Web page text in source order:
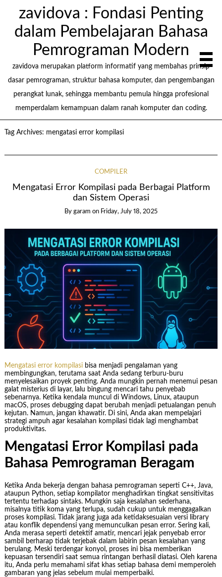
zavidova : Fondasi Penting
dalam Pembelajaran Bahasa
Pemrograman Modern
zavidova merupakan platform informatif yang membahas prinsip
dasar pemrograman, struktur bahasa komputer, dan pengembangan
perangkat lunak, sehingga membantu pemula hingga profesional
memperdalam kemampuan dalam ranah komputer dan coding.
Tag Archives: mengatasi error kompilasi
COMPILER
Mengatasi Error Kompilasi pada Berbagai Platform
dan Sistem Operasi
By garam on Friday, July 18, 2025
Mengatasi error kompilasibisa menjadi pengalaman yang
membingungkan, terutama saat Anda sedang terburu-buru
menyelesaikan proyek penting. Anda mungkin pernah menemui pesan
galat misterius di layar, lalu bingung mencari tahu penyebab
sebenarnya. Ketika kendala muncul di Windows, Linux, ataupun
macOS, proses debugging dapat berubah menjadi petualangan penuh
kejutan. Namun, jangan khawatir. Di sini, Anda akan mempelajari
strategi ampuh agar kesalahan kompilasi tidak lagi menghambat
produktivitas.
Mengatasi Error Kompilasi pada
Bahasa Pemrograman Beragam
Ketika Anda bekerja dengan bahasa pemrograman seperti C++, Java,
ataupun Python, setiap kompilator menghadirkan tingkat sensitivitas
tertentu terhadap sintaks. Mungkin saja kesalahan sederhana,
misalnya titik koma yang terlupa, sudah cukup untuk menggagalkan
proses kompilasi. Tidak jarang juga ada ketidaksesuaian versi library
atau konflik dependensi yang memunculkan pesan error. Sering kali,
Anda merasa seperti detektif amatir, mencari jejak penyebab error
sambil berharap tidak terjebak dalam labirin pesan kesalahan yang
berulang. Meski terdengar konyol, proses ini bisa memberikan
kepuasan tersendiri saat semua rintangan berhasil diatasi. Oleh karena
itu, Anda perlu memahami sifat khas setiap bahasa demi memperoleh
gambaran yang jelas sebelum mulai memperbaiki.